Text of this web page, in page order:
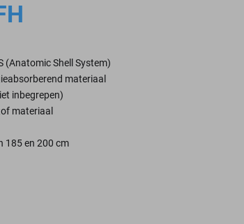
(Anatomic Shell System)
materiaal
inbegrepen)
materiaal
185 en 200 cm